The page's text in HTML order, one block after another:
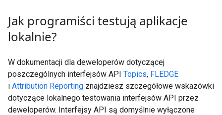
Jak programiści testują aplikacje
lokalnie?
W dokumentacji dla deweloperów dotyczącej
poszczególnych interfejsów API Topics, FLEDGE
i Attribution Reporting znajdziesz szczegółowe wskazówki
dotyczące lokalnego testowania interfejsów API przez
deweloperów. Interfejsy API są domyślnie wyłączone